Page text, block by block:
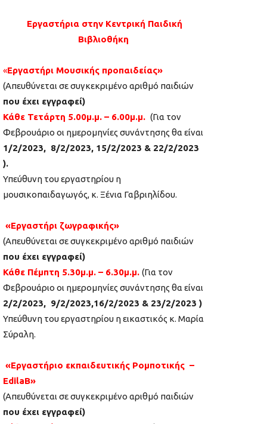
Εργαστήρια στην Κεντρική Παιδική
Βιβλιοθήκη
«Εργαστήρι Μουσικής προπαιδείας»
(Απευθύνεται σε συγκεκριμένο αριθμό παιδιών
που έχει εγγραφεί)
Κάθε Τετάρτη 5.00μ.μ. – 6.00μ.μ. (Για τον
Φεβρουάριο οι ημερομηνίες συνάντησης θα είναι
1/2/2023, 8/2/2023, 15/2/2023 & 22/2/2023
).
Υπεύθυνη του εργαστηρίου η
μουσικοπαιδαγωγός, κ. Ξένια Γαβριηλίδου.
«Εργαστήρι ζωγραφικής»
(Απευθύνεται σε συγκεκριμένο αριθμό παιδιών
που έχει εγγραφεί)
Κάθε Πέμπτη 5.30μ.μ. – 6.30μ.μ. (Για τον
Φεβρουάριο οι ημερομηνίες συνάντησης θα είναι
2/2/2023, 9/2/2023,16/2/2023 & 23/2/2023 )
Υπεύθυνη του εργαστηρίου η εικαστικός κ. Μαρία
Σύραλη.
«Εργαστήριo εκπαιδευτικής Ρομποτικής –
EdilaB»
(Απευθύνεται σε συγκεκριμένο αριθμό παιδιών
που έχει εγγραφεί)